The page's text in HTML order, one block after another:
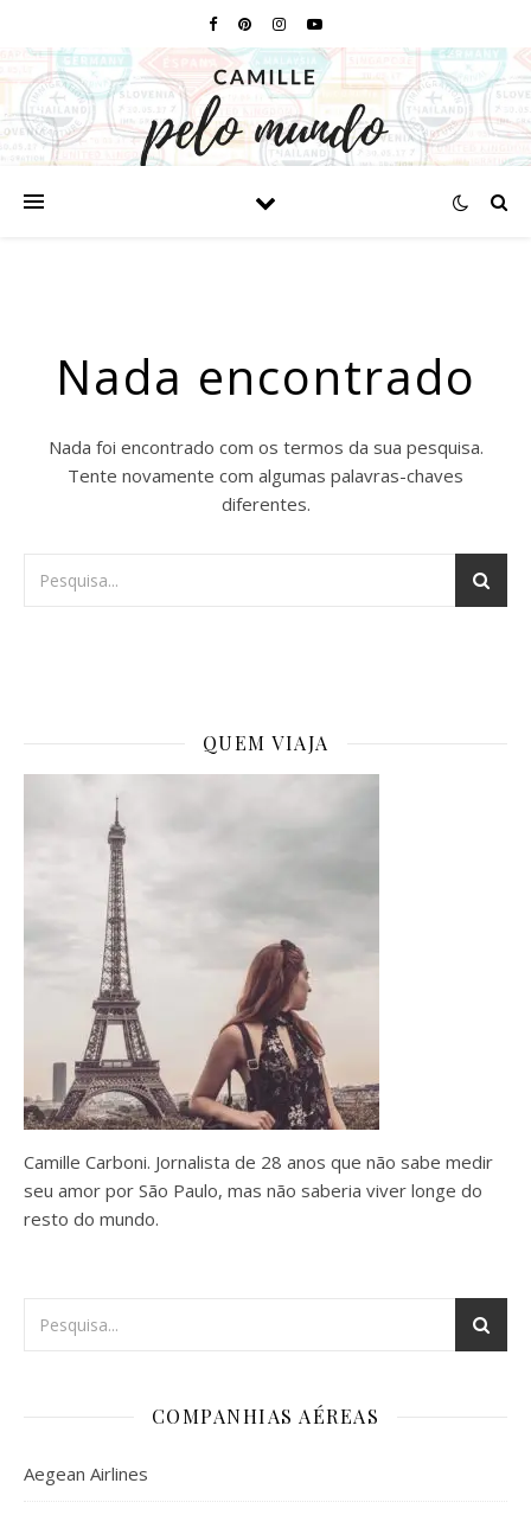
Nada encontrado
Nada foi encontrado com os termos da sua pesquisa.
Tente novamente com algumas palavras-chaves
diferentes.
QUEM VIAJA
Camille Carboni. Jornalista de 28 anos que não sabe medir
seu amor por São Paulo, mas não saberia viver longe do
resto do mundo.
COMPANHIAS AÉREAS
Aegean Airlines